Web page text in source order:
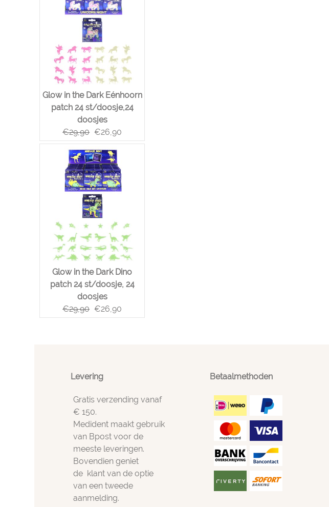
Glow in the Dark Eénhoorn
patch 24 st/doosje,24
doosjes
€29,90 €26,90
Glow in the Dark Dino
patch 24 st/doosje, 24
doosjes
€29,90 €26,90
Levering
Gratis verzending vanaf
€ 150.
Medident maakt gebruik
van Bpost voor de
meeste leveringen.
Bovendien geniet
de klant van de optie
van een tweede
aanmelding.
Betaalmethoden